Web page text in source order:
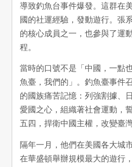
導致釣魚台事件爆發。這群在
國的社運經驗，發動遊行。張
的核心成員之一，也參與了運
程。
當時的口號不是「中國，一點
魚臺，我們的」。釣魚臺事件
的國族痛苦記憶：列強割據、
愛國之心，組織著社會運動，
五四，捍衛中國主權，改變臺灣
隔年一月，他們在美國各大城
在華盛頓舉辦規模最大的遊行